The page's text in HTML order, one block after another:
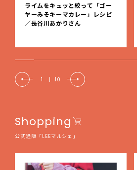
ライムをキュッと絞って「ゴー
ヤーみそキーマカレー」レシピ
／長谷川あかりさん
1 | 10
Shopping
公式通販「LEEマルシェ」